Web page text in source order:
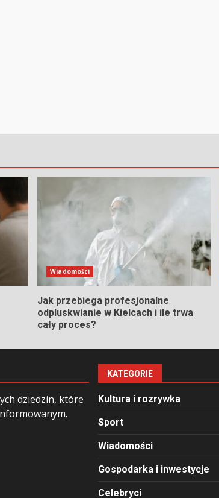
Wiadomości
Jak przebiega profesjonalne
odpluskwianie w Kielcach i ile trwa
cały proces?
dziedzin, które
KATEGORIE
Kultura i rozrywka
Sport
Wiadomości
Gospodarka i inwestycje
Celebryci